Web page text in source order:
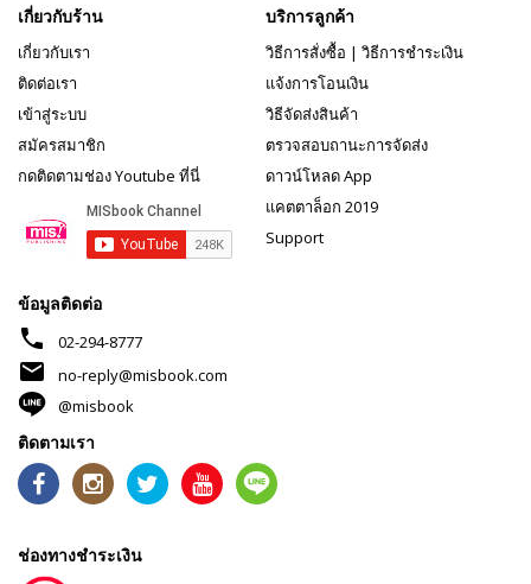
เกี่ยวกับร้าน
เกี่ยวกับเรา
ติดต่อเรา
เข้าสู่ระบบ
สมัครสมาชิก
กดติดตามช่อง Youtube ที่นี่
บริการลูกค้า
วิธีการสั่งซื้อ | วิธีการชำระเงิน
แจ้งการโอนเงิน
วิธีจัดส่งสินค้า
ตรวจสอบถานะการจัดส่ง
ดาวน์โหลด App
แคตตาล็อก 2019
Support
ข้อมูลติดต่อ
phone 02-294-8777
mail
no-reply@misbook.com
@misbook
ติดตามเรา
ช่องทางชำระเงิน